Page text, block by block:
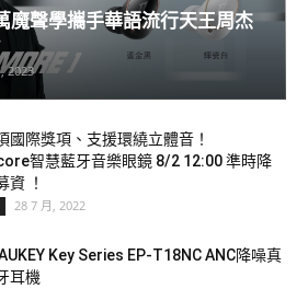
魔聲學攜手華語流行天王周杰
2023
國際獎項、支援環繞立體音！
智慧藍牙音樂眼鏡 8/2 12:00 準時降
資 ！
28 7 月, 2022
Key Series EP-T18NC ANC降噪真
耳機